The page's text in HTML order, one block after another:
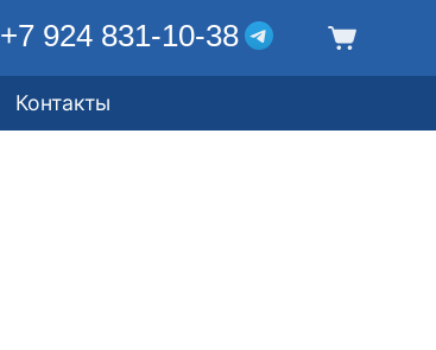
+7 924 831-10-38
Контакты